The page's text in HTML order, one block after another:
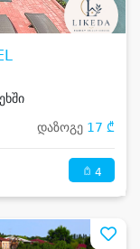
დაზოგე 17 ₾
4